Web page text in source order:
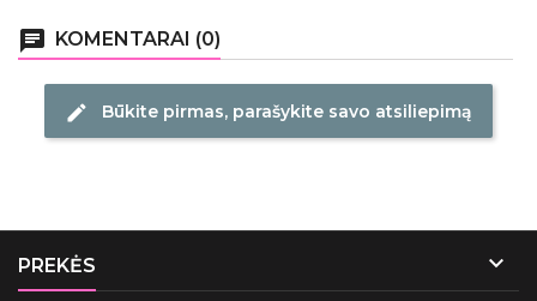
chat KOMENTARAI (0)
edit Būkite pirmas, parašykite savo atsiliepimą
PREKĖS 